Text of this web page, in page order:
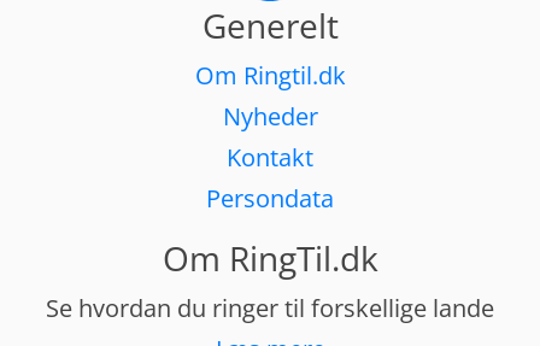
Generelt
Om Ringtil.dk
Nyheder
Kontakt
Persondata
Om RingTil.dk
Se hvordan du ringer til forskellige lande